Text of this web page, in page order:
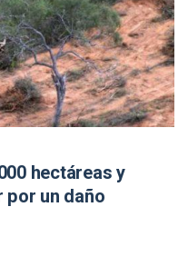
hectáreas y
por un daño